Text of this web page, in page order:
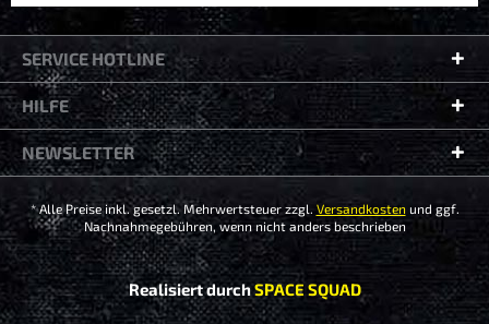
SERVICE HOTLINE
HILFE
NEWSLETTER
* Alle Preise inkl. gesetzl. Mehrwertsteuer zzgl. Versandkosten und ggf.
Nachnahmegebühren, wenn nicht anders beschrieben
Realisiert durchSPACE SQUAD